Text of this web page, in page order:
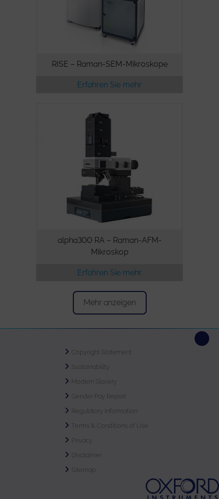
RISE – Raman-SEM-Mikroskope
Erfahren Sie mehr
alpha300 RA – Raman-AFM-
Mikroskop
Erfahren Sie mehr
Mehr anzeigen
Copyright Statement
Sustainability
Modern Slavery
Gender Pay Report
Regulatory Information
Terms & Conditions of Use
Privacy
Disclaimer
Sitemap